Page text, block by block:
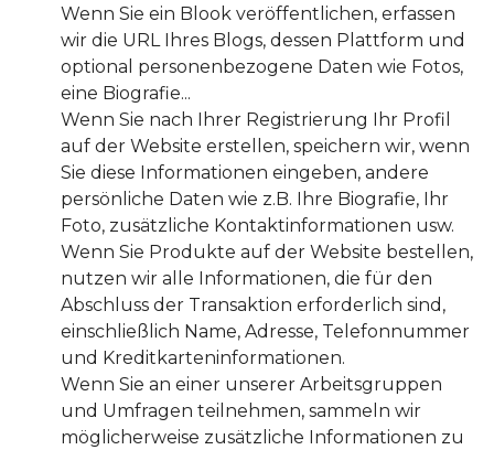
Wenn Sie ein Blook veröffentlichen, erfassen
wir die URL Ihres Blogs, dessen Plattform und
optional personenbezogene Daten wie Fotos,
eine Biografie...
Wenn Sie nach Ihrer Registrierung Ihr Profil
auf der Website erstellen, speichern wir, wenn
Sie diese Informationen eingeben, andere
persönliche Daten wie z.B. Ihre Biografie, Ihr
Foto, zusätzliche Kontaktinformationen usw.
Wenn Sie Produkte auf der Website bestellen,
nutzen wir alle Informationen, die für den
Abschluss der Transaktion erforderlich sind,
einschließlich Name, Adresse, Telefonnummer
und Kreditkarteninformationen.
Wenn Sie an einer unserer Arbeitsgruppen
und Umfragen teilnehmen, sammeln wir
möglicherweise zusätzliche Informationen zu